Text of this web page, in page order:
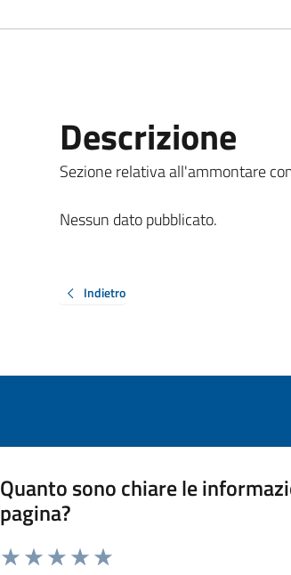
Descrizione
Sezione relativa all'ammontare
Nessun dato pubblicato.
Indietro
Quanto sono chiare le
pagina?
Valuta da 1 a 5 stelle la pagina